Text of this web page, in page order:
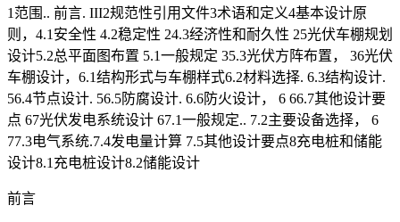
1范围.. 前言. III2规范性引用文件3术语和定义4基本设计原
则，4.1安全性 4.2稳定性 24.3经济性和耐久性 25光伏车棚规划
设计5.2总平面图布置 5.1一般规定 35.3光伏方阵布置， 36光伏
车棚设计，6.1结构形式与车棚样式6.2材料选择. 6.3结构设计.
56.4节点设计. 56.5防腐设计. 6.6防火设计， 6 66.7其他设计要
点 67光伏发电系统设计 67.1一般规定.. 7.2主要设备选择， 6
77.3电气系统.7.4发电量计算 7.5其他设计要点8充电桩和储能
设计8.1充电桩设计8.2储能设计
前言